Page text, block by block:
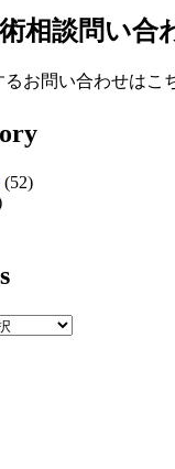
相談問い合
お問い合わせはこ
(52)